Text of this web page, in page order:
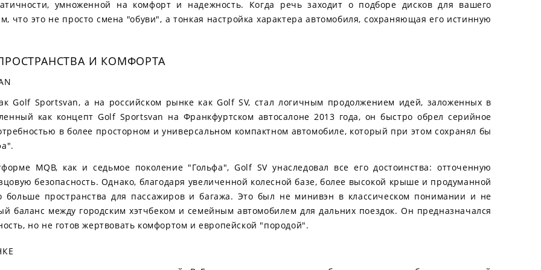
умноженной на комфорт и надежность. Когда речь заходит о подборе дисков для вашего
что это не просто смена "обуви", а тонкая настройка характера автомобиля, сохраняющая его истинную
ПРОСТРАНСТВА И КОМФОРТА
Golf Sportsvan, а на российском рынке как Golf SV, стал логичным продолжением идей, заложенных в
как концепт Golf Sportsvan на Франкфуртском автосалоне 2013 года, он быстро обрел серийное
в более просторном и универсальном компактном автомобиле, который при этом сохранял бы
MQB, как и седьмое поколение "Гольфа", Golf SV унаследовал все его достоинства: отточенную
безопасность. Однако, благодаря увеличенной колесной базе, более высокой крыше и продуманной
больше пространства для пассажиров и багажа. Это был не минивэн в классическом понимании и не
баланс между городским хэтчбеком и семейным автомобилем для дальних поездок. Он предназначался
но не готов жертвовать комфортом и европейской "породой".